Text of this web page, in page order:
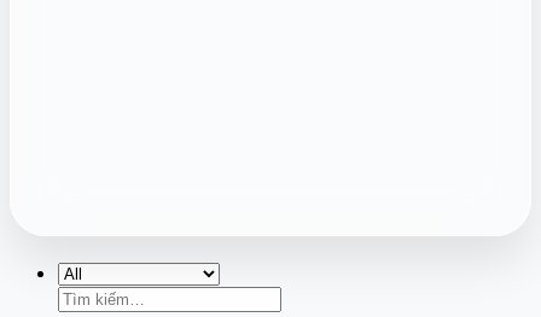
Tìm